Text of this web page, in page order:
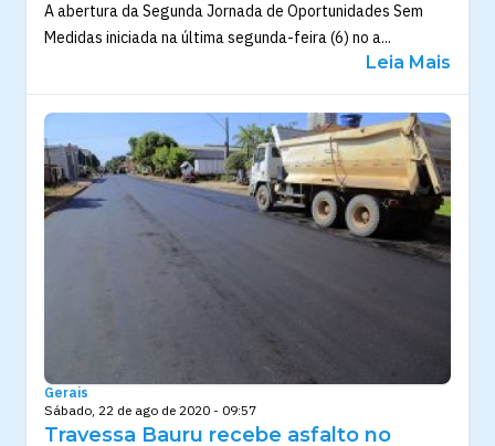
A abertura da Segunda Jornada de Oportunidades Sem
Medidas iniciada na última segunda-feira (6) no a...
Leia Mais
Gerais
Sábado, 22 de ago de 2020 - 09:57
Travessa Bauru recebe asfalto no